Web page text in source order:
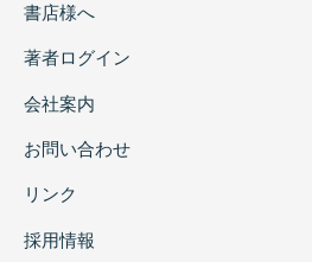
書店様へ
著者ログイン
会社案内
お問い合わせ
リンク
採用情報